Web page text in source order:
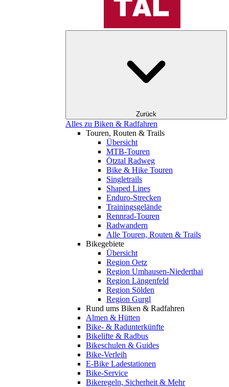
Zurück
Alles zu Biken & Radfahren
Touren, Routen & Trails
Übersicht
MTB-Touren
Ötztal Radweg
Bike & Hike Touren
Singletrails
Shaped Lines
Enduro-Strecken
Trainingsgelände
Rennrad-Touren
Radwandern
Alle Touren, Routen & Trails
Bikegebiete
Übersicht
Region Oetz
Region Umhausen-Niederthai
Region Längenfeld
Region Sölden
Region Gurgl
Rund ums Biken & Radfahren
Almen & Hütten
Bike- & Radunterkünfte
Bikelifte & Radbus
Bikeschulen & Guides
Bike-Verleih
E-Bike Ladestationen
Bike-Service
Bikeregeln, Sicherheit & Mehr